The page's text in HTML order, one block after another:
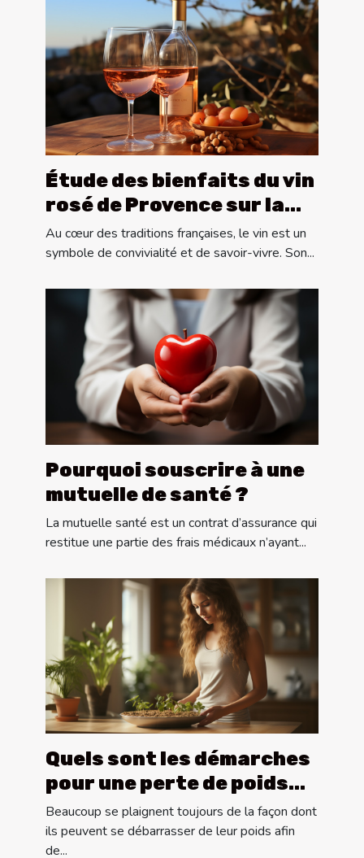
Étude des bienfaits du vin
rosé de Provence sur la
santé
Au cœur des traditions françaises, le vin est un
symbole de convivialité et de savoir-vivre. Son...
Pourquoi souscrire à une
mutuelle de santé ?
La mutuelle santé est un contrat d’assurance qui
restitue une partie des frais médicaux n’ayant...
Quels sont les démarches
pour une perte de poids
efficace ?
Beaucoup se plaignent toujours de la façon dont
ils peuvent se débarrasser de leur poids afin
de...